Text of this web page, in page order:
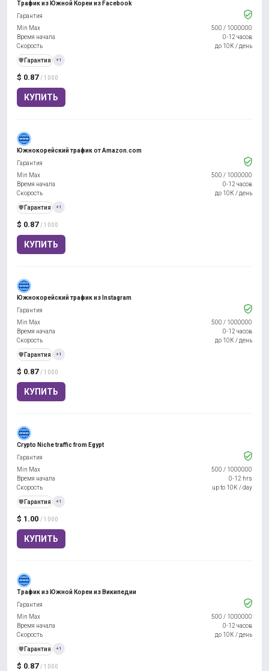
Трафик из Южной Кореи из Facebook
$ 0.87 / 1000
КУПИТЬ
Гарантия
Min Max
500 / 1000000
Время начала
0-12 часов
Скорость
до 10К / день
️🛡️ Гарантия +1
Южнокорейский трафик от Amazon.com
$ 0.87 / 1000
КУПИТЬ
Гарантия
Min Max
500 / 1000000
Время начала
0-12 часов
Скорость
до 10К / день
️🛡️ Гарантия +1
Южнокорейский трафик из Instagram
$ 0.87 / 1000
КУПИТЬ
Гарантия
Min Max
500 / 1000000
Время начала
0-12 часов
Скорость
до 10К / день
️🛡️ Гарантия +1
Crypto Niche traffic from Egypt
$ 1.00 / 1000
КУПИТЬ
Гарантия
Min Max
500 / 1000000
Время начала
0-12 hrs
Скорость
up to 10K / day
️🛡️ Гарантия +1
Трафик из Южной Кореи из Википедии
$ 0.87 / 1000
Гарантия
Min Max
500 / 1000000
Время начала
0-12 часов
Скорость
до 10К / день
️🛡️ Гарантия +1